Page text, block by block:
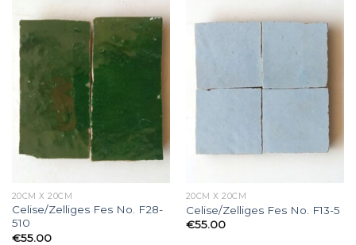
20CM X 20CM
Celise/Zelliges Fes No. F28-
510
€55.00
20CM X 20CM
Celise/Zelliges Fes No. F13-5
€55.00